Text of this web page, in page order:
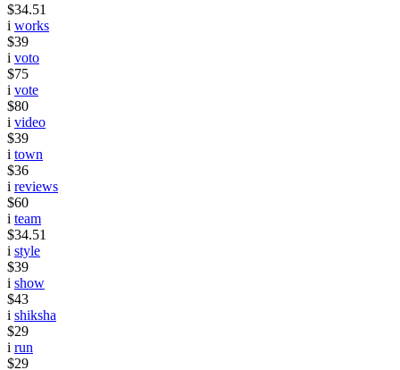
$34.51
i works
$39
i voto
$75
i vote
$80
i video
$39
i town
$36
i reviews
$60
i team
$34.51
i style
$39
i show
$43
i shiksha
$29
i run
$29